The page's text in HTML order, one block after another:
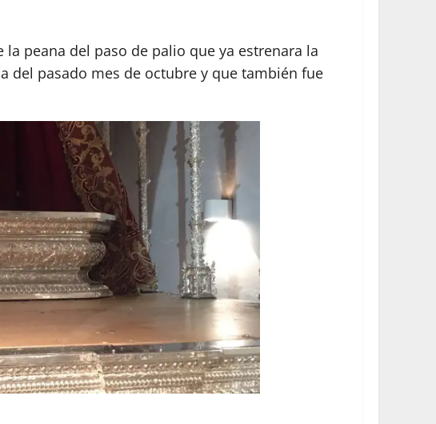
peana del paso de palio que ya estrenara la
del pasado mes de octubre y que también fue